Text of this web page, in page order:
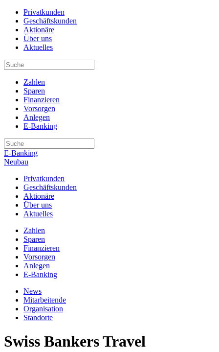
Privatkunden
Geschäftskunden
Aktionäre
Über uns
Aktuelles
Zahlen
Sparen
Finanzieren
Vorsorgen
Anlegen
E-Banking
E-Banking
Neubau
Privatkunden
Geschäftskunden
Aktionäre
Über uns
Aktuelles
Zahlen
Sparen
Finanzieren
Vorsorgen
Anlegen
E-Banking
News
Mitarbeitende
Organisation
Standorte
Swiss Bankers Travel